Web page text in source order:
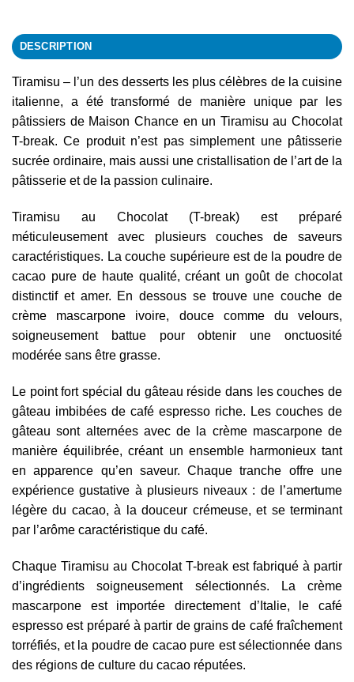
DESCRIPTION
Tiramisu – l’un des desserts les plus célèbres de la cuisine
italienne, a été transformé de manière unique par les
pâtissiers de Maison Chance en un Tiramisu au Chocolat
T-break. Ce produit n’est pas simplement une pâtisserie
sucrée ordinaire, mais aussi une cristallisation de l’art de la
pâtisserie et de la passion culinaire.
Tiramisu au Chocolat (T-break) est préparé
méticuleusement avec plusieurs couches de saveurs
caractéristiques. La couche supérieure est de la poudre de
cacao pure de haute qualité, créant un goût de chocolat
distinctif et amer. En dessous se trouve une couche de
crème mascarpone ivoire, douce comme du velours,
soigneusement battue pour obtenir une onctuosité
modérée sans être grasse.
Le point fort spécial du gâteau réside dans les couches de
gâteau imbibées de café espresso riche. Les couches de
gâteau sont alternées avec de la crème mascarpone de
manière équilibrée, créant un ensemble harmonieux tant
en apparence qu’en saveur. Chaque tranche offre une
expérience gustative à plusieurs niveaux : de l’amertume
légère du cacao, à la douceur crémeuse, et se terminant
par l’arôme caractéristique du café.
Chaque Tiramisu au Chocolat T-break est fabriqué à partir
d’ingrédients soigneusement sélectionnés. La crème
mascarpone est importée directement d’Italie, le café
espresso est préparé à partir de grains de café fraîchement
torréfiés, et la poudre de cacao pure est sélectionnée dans
des régions de culture du cacao réputées.